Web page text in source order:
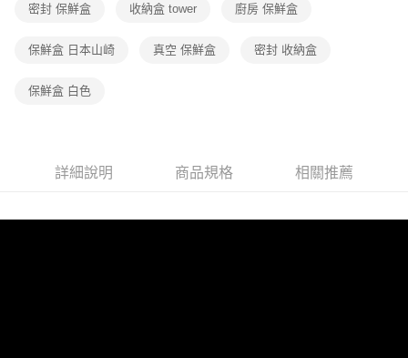
密封 保鮮盒 收納盒 tower 廚房 保鮮盒
保鮮盒 日本山崎 真空 保鮮盒 密封 收納盒
保鮮盒 白色
詳細說明 商品規格 相關推薦